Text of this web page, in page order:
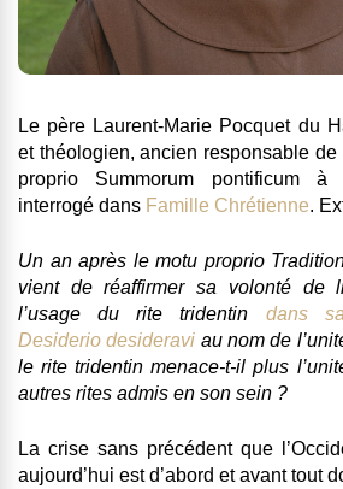
Le père Laurent-Marie Pocquet du
et théologien, ancien responsable de
proprio Summorum pontificum
interrogé dans Famille Chrétienne.
Un an après le motu proprio
vient de réaffirmer sa volonté de
l’usage du rite tridentin dans
Desiderio desideravi au nom de
le rite tridentin menace-t-il plus
autres rites admis en son sein ?
La crise sans précédent que
aujourd’hui est d’abord et avant tout